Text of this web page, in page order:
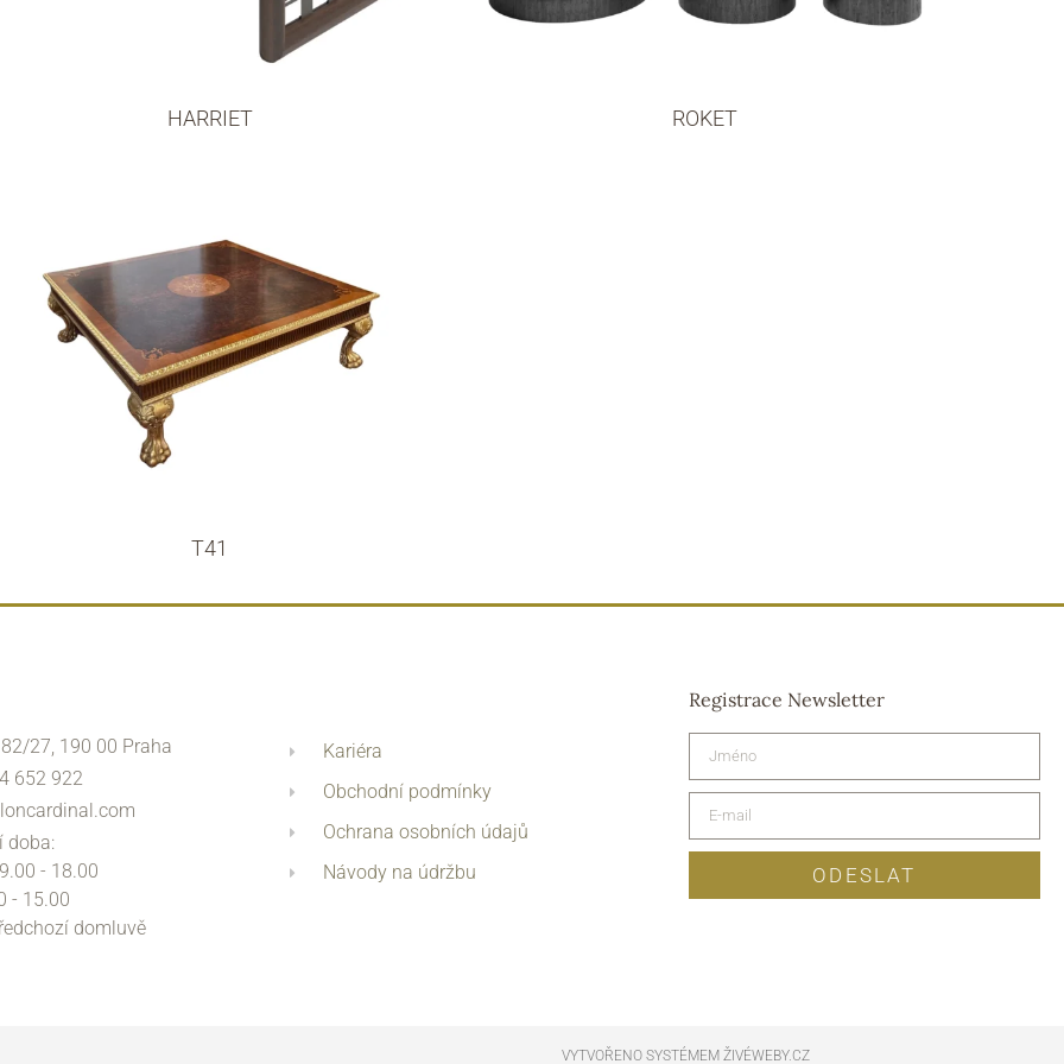
HARRIET ROKET
T41
27, 190 00 Praha
652 922
doba:
- 18.00
- 15.00
domluvě
Kariéra
Obchodní podmínky
Ochrana osobních údajů
Návody na údržbu
Registrace Newsletter
ODESLAT
VYTVOŘENO SYSTÉMEM ŽIVÉWEBY.CZ